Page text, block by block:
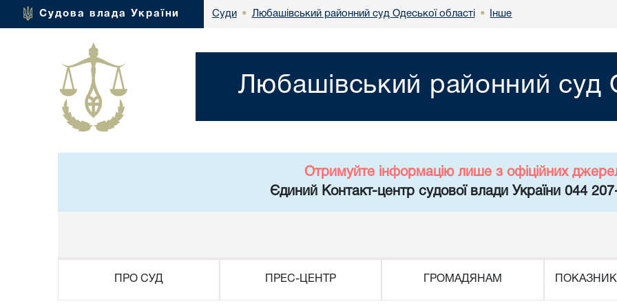
Судова влада України Суди • Любашівський районний суд Одеської області • Інше
Любашівський районний суд
Отримуйте інформацію лише з офіційних
Єдиний Контакт-центр судової влади України 044
ПРО СУД ПРЕС-ЦЕНТР ГРОМАДЯНАМ